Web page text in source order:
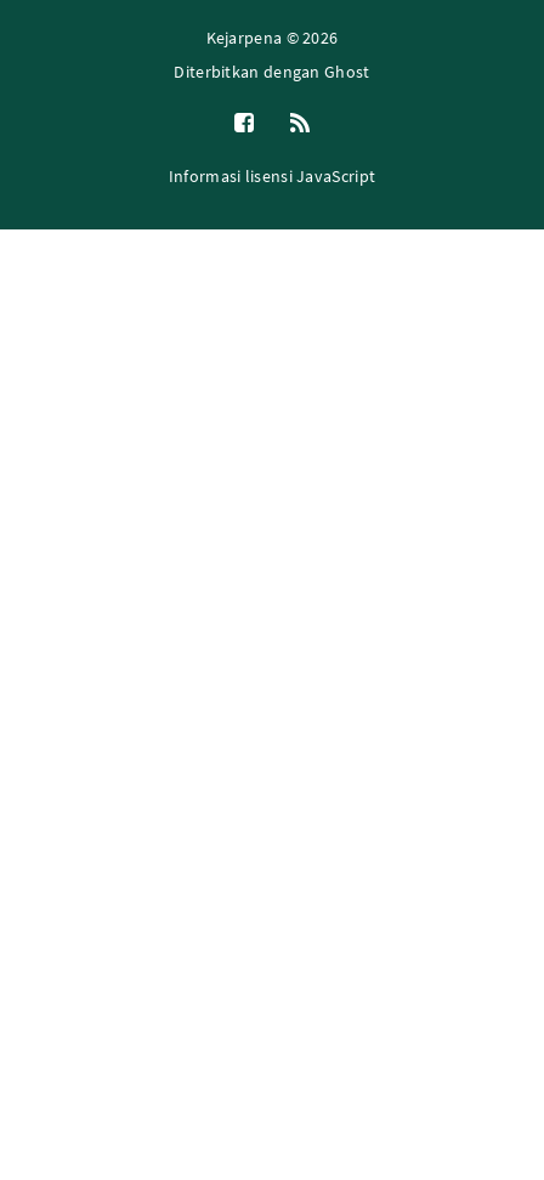
Kejarpena © 2026
Diterbitkan denganGhost
Informasi lisensi JavaScript